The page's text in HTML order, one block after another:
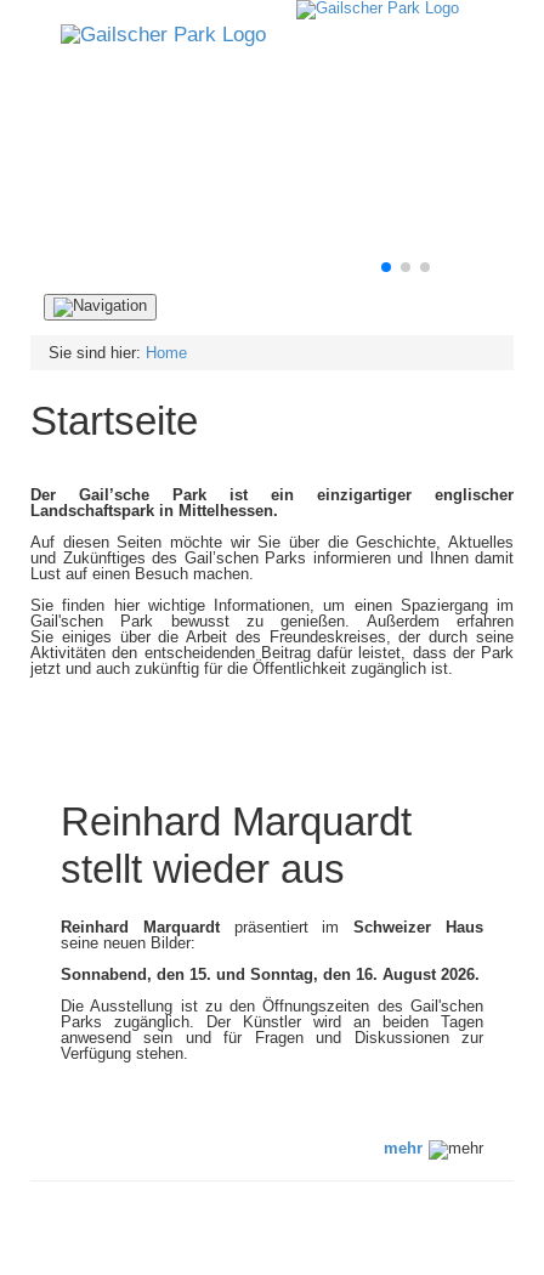
Navigation
ein-/ausblenden
Sie sind hier: Home
Startseite
Der Gail’sche Park ist ein einzigartiger englischer
Landschaftspark in Mittelhessen.
Auf diesen Seiten möchte wir Sie über die Geschichte, Aktuelles
und Zukünftiges des Gail’schen Parks informieren und Ihnen damit
Lust auf einen Besuch machen.
Sie finden hier wichtige Informationen, um einen Spaziergang im
Gail'schen Park bewusst zu genießen. Außerdem erfahren
Sie einiges über die Arbeit des Freundeskreises, der durch seine
Aktivitäten den entscheidenden Beitrag dafür leistet, dass der Park
jetzt und auch zukünftig für die Öffentlichkeit zugänglich ist.
Reinhard Marquardt
stellt wieder aus
Reinhard Marquardt präsentiert imSchweizer Haus
seine neuen Bilder:
Sonnabend, den 15. und Sonntag, den 16. August 2026.
Die Ausstellung ist zu den Öffnungszeiten des Gail'schen
Parks zugänglich. Der Künstler wird an beiden Tagen
anwesend sein und für Fragen und Diskussionen zur
Verfügung stehen.
mehr